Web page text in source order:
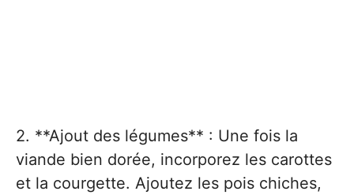
2. **Ajout des légumes** : Une fois la
viande bien dorée, incorporez les carottes
et la courgette. Ajoutez les pois chiches,